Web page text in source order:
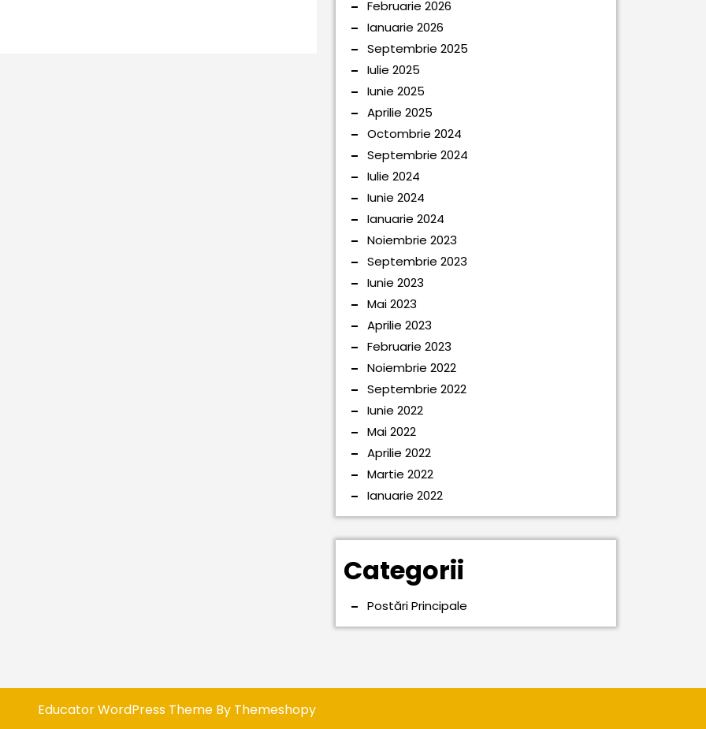
Februarie 2026
Ianuarie 2026
Septembrie 2025
Iulie 2025
Iunie 2025
Aprilie 2025
Octombrie 2024
Septembrie 2024
Iulie 2024
Iunie 2024
Ianuarie 2024
Noiembrie 2023
Septembrie 2023
Iunie 2023
Mai 2023
Aprilie 2023
Februarie 2023
Noiembrie 2022
Septembrie 2022
Iunie 2022
Mai 2022
Aprilie 2022
Martie 2022
Ianuarie 2022
Categorii
Postări Principale
Educator WordPress ThemeBy Themeshopy